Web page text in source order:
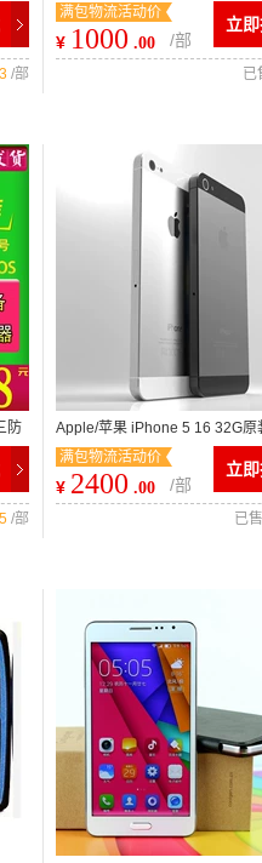
/部
6寸导航手机平板电脑批发
满包物流活动价
¥ 1000 .00 /部
立
防
/部
Apple/苹果 iPhone 5 16 32G原
果5代手机 ，特价包邮！！
满包物流活动价
¥ 2400 .00 /部
立
已